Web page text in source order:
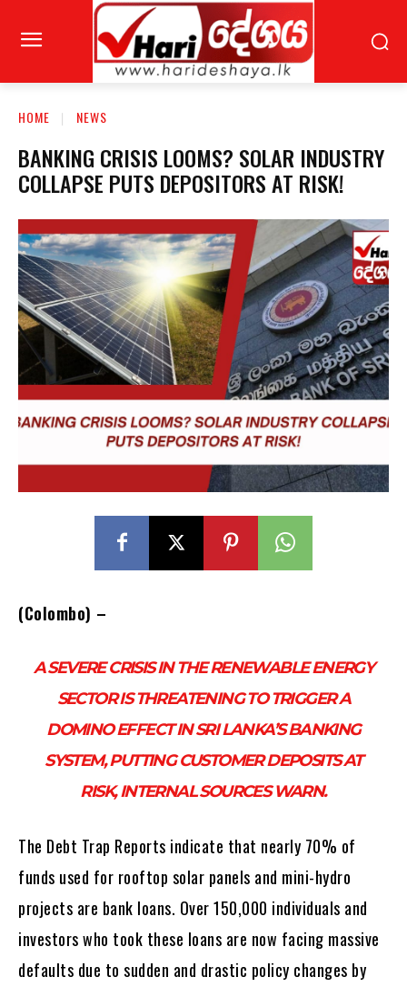
HOME NEWS
BANKING CRISIS LOOMS? SOLAR INDUSTRY
COLLAPSE PUTS DEPOSITORS AT RISK!
(Colombo) –
A SEVERE CRISIS IN THE RENEWABLE ENERGY
SECTOR IS THREATENING TO TRIGGER A
DOMINO EFFECT IN SRI LANKA’S BANKING
SYSTEM, PUTTING CUSTOMER DEPOSITS AT
RISK, INTERNAL SOURCES WARN.
The Debt Trap Reports indicate that nearly 70% of
funds used for rooftop solar panels and mini-hydro
projects are bank loans. Over 150,000 individuals and
investors who took these loans are now facing massive
defaults due to sudden and drastic policy changes by